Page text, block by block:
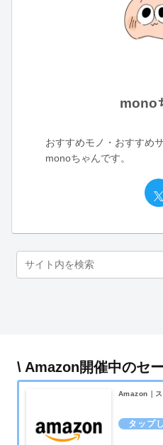
mono
おすすめモノ・おすすめ
monoちゃんです。
\ Amazon開催中のセ
Amazon｜